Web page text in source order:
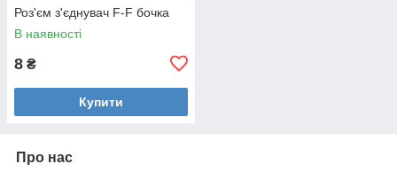
Роз'єм з'єднувач F-F бочка
В наявності
8 ₴
Купити
Про нас